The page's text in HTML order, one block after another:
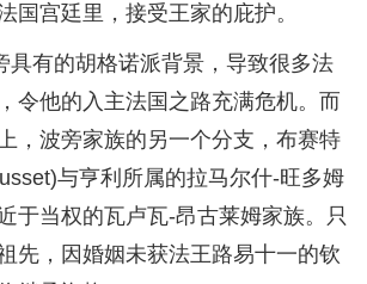
国宫廷里，接受王家的庇护。
有的胡格诺派背景，导致很多法
令他的入主法国之路充满危机。而
，波旁家族的另一个分支，布赛特
与亨利所属的拉马尔什-旺多姆
于当权的瓦卢瓦-昂古莱姆家族。只
先，因婚姻未获法王路易十一的钦